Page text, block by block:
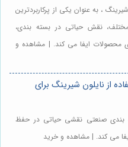
، به عنوان یکی از پرکاربردترین
نقش حیاتی در بسته بندی،
ایفا می کند. | مشاهده و
از نایلون شیرینگ برای
بندی صنعتی نقشی حیاتی در حفظ
می کند. | مشاهده و خرید